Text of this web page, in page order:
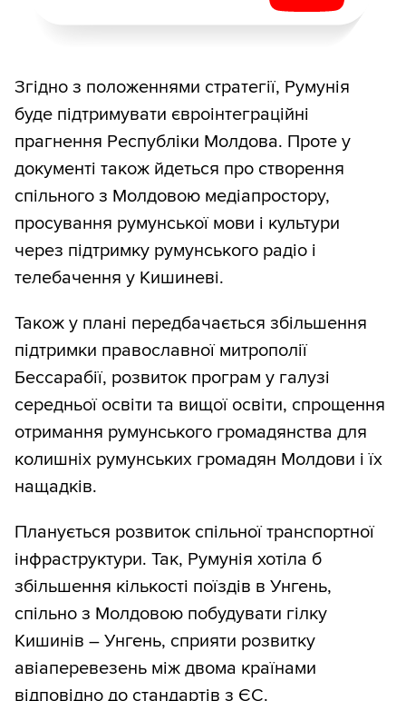
Згідно з положеннями стратегії, Румунія
буде підтримувати євроінтеграційні
прагнення Республіки Молдова. Проте у
документі також йдеться про створення
спільного з Молдовою медіапростору,
просування румунської мови і культури
через підтримку румунського радіо і
телебачення у Кишиневі.
Також у плані передбачається збільшення
підтримки православної митрополії
Бессарабії, розвиток програм у галузі
середньої освіти та вищої освіти, спрощення
отримання румунського громадянства для
колишніх румунських громадян Молдови і їх
нащадків.
Планується розвиток спільної транспортної
інфраструктури. Так, Румунія хотіла б
збільшення кількості поїздів в Унгень,
спільно з Молдовою побудувати гілку
Кишинів – Унгень, сприяти розвитку
авіаперевезень між двома країнами
відповідно до стандартів з ЄС.